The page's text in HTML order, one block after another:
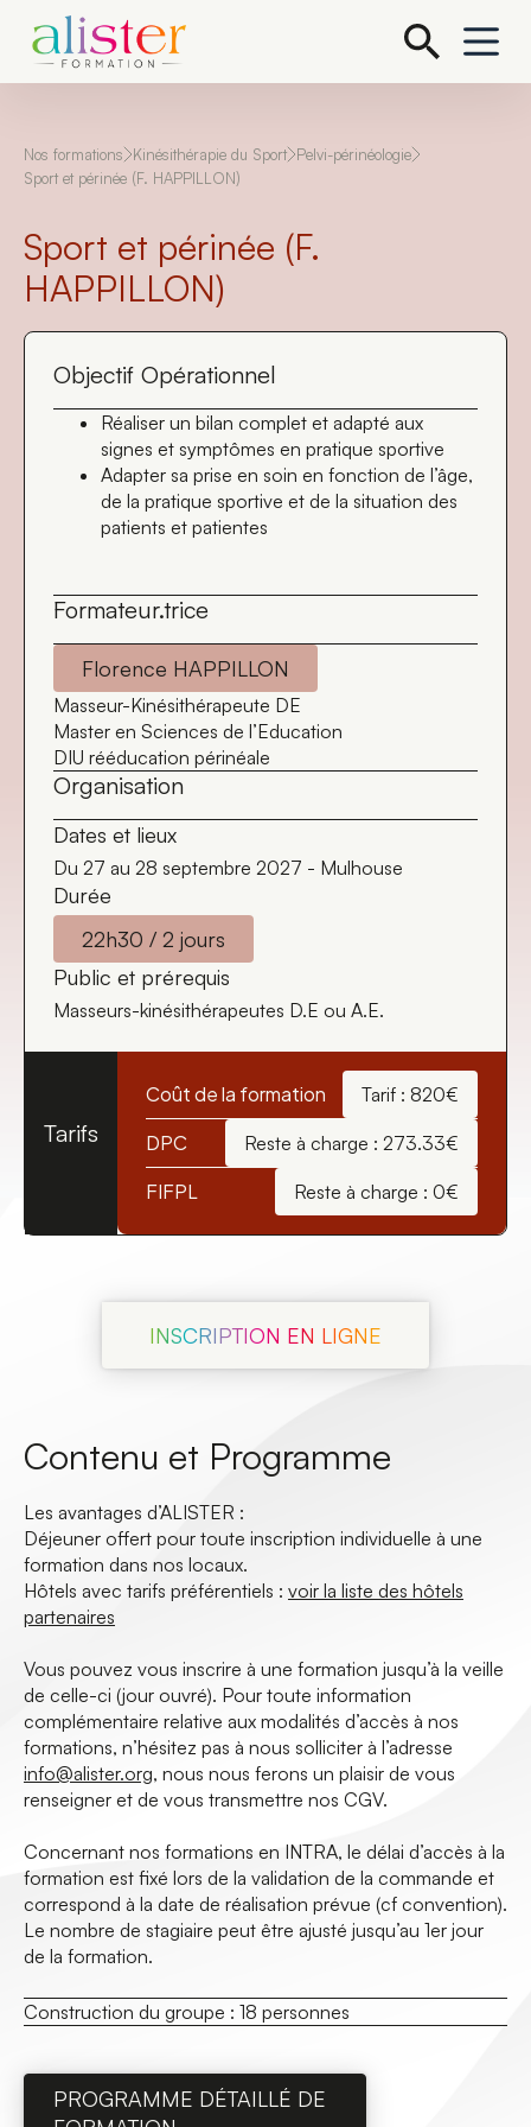
s
a
u
n
t
e
n
Nos formations Kinésithérapie du Sport Pelvi-périnéologie
Sport et périnée (F. HAPPILLON)
Sport et périnée (F.
HAPPILLON)
Objectif Opérationnel
Réaliser un bilan complet et adapté aux
signes et symptômes en pratique sportive
Adapter sa prise en soin en fonction de l’âge,
de la pratique sportive et de la situation des
patients et patientes
Formateur.trice
Florence HAPPILLON
Masseur-Kinésithérapeute DE
Master en Sciences de l’Education
DIU rééducation périnéale
Organisation
Dates et lieux
Du 27 au 28 septembre 2027 - Mulhouse
Durée
22h30 / 2 jours
Public et prérequis
Masseurs-kinésithérapeutes D.E ou A.E.
Tarifs
Coût de la formation Tarif : 820€
DPC Reste à charge : 273.33€
FIFPL Reste à charge : 0€
INSCRIPTION EN LIGNE
Contenu et Programme
Les avantages d’ALISTER :
Déjeuner offert pour toute inscription individuelle à une
formation dans nos locaux.
Hôtels avec tarifs préférentiels : voir la liste des hôtels
partenaires
Vous pouvez vous inscrire à une formation jusqu’à la veille
de celle-ci (jour ouvré). Pour toute information
complémentaire relative aux modalités d’accès à nos
formations, n’hésitez pas à nous solliciter à l’adresse
info@alister.org, nous nous ferons un plaisir de vous
renseigner et de vous transmettre nos CGV.
Concernant nos formations en INTRA, le délai d’accès à la
formation est fixé lors de la validation de la commande et
correspond à la date de réalisation prévue (cf convention).
Le nombre de stagiaire peut être ajusté jusqu’au 1er jour
de la formation.
Construction du groupe : 18 personnes
PROGRAMME DÉTAILLÉ DE